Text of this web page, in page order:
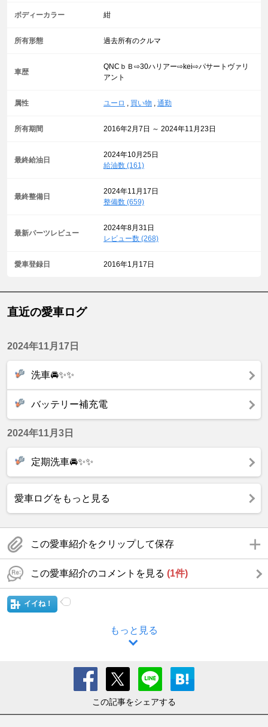
ボディーカラー 紺
所有形態 過去所有のクルマ
車歴
QNCｂＢ⇨30ハリアー⇨kei⇨パサートヴァリ
アント
属性 ユーロ , 買い物 , 通勤
所有期間 2016年2月7日 ～ 2024年11月23日
最終給油日
2024年10月25日
給油数 (161)
最終整備日
2024年11月17日
整備数 (659)
最新パーツレビュー
2024年8月31日
レビュー数 (268)
愛車登録日 2016年1月17日
直近の愛車ログ
2024年11月17日
洗車🚘✨✨
バッテリー補充電
2024年11月3日
定期洗車🚘✨✨
愛車ログをもっと見る
この愛車紹介をクリップして保存
この愛車紹介のコメントを見る (1件)
イイね！
もっと見る
この記事をシェアする